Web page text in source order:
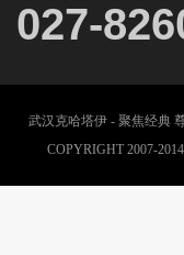
027-
武汉克哈塔伊 - 聚焦经典
COPYRIGHT 2007-